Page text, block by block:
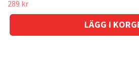
289 kr